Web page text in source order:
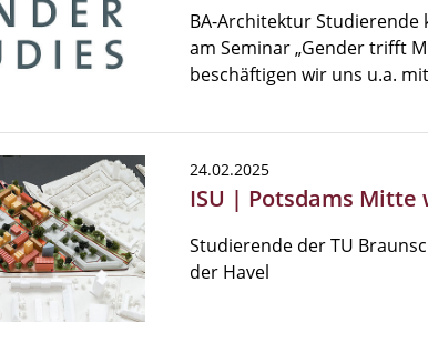
BA-Architektur
am Seminar „Gender trifft
beschäftigen wir uns u.a.
24.02.2025
ISU | Potsdams
Studierende der TU
der Havel